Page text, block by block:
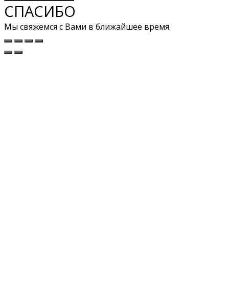
СПАСИБО
Мы свяжемся с Вами в ближайшее время.